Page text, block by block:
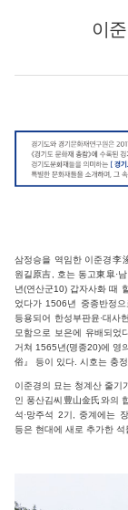
이
삼정승을 역임한 이준경李
원길原吉, 호는 동고東皐·
년(연산군10) 갑자사화 때
었다가 1506년 중종반정
등용되어 한성부판윤·대
모함으로 보은에 유배되었
거쳐 1565년(명종20)에 영
俗』 등이 있다. 시호는 충정
이준경의 묘는 청계산 줄기
인 풍산김씨豊山金氏와의
석·망주석 2기, 중계에는
등은 현대에 새로 추가한 석